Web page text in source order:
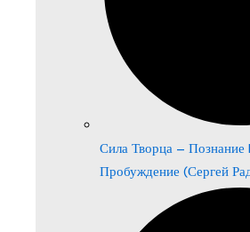
Сила Творца – Познание
Пробуждение (Сергей